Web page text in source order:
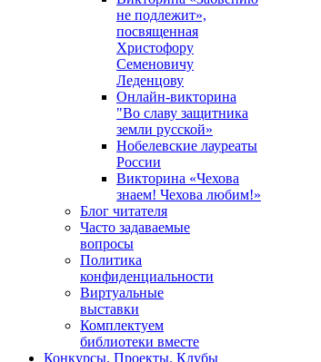
не подлежит»,
посвященная
Христофору
Семеновичу
Леденцову
Онлайн-викторина
"Во славу защитника
земли русской»
Нобелевские лауреаты
России
Викторина «Чехова
знаем! Чехова любим!»
Блог читателя
Часто задаваемые
вопросы
Политика
конфиденциальности
Виртуальные
выставки
Комплектуем
библиотеки вместе
Конкурсы. Проекты. Клубы